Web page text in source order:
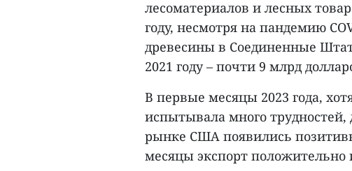
лесоматериалов и лесных
году, несмотря на пандемию
древесины в Соединенные
2021 году – почти 9 млрд
В первые месяцы 2023 года,
испытывала много
рынке США появились
месяцы экспорт положительно